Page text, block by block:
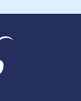
Ces tribus
de l'Empire
et la Thrace
est proclamée
alors Istanbul au